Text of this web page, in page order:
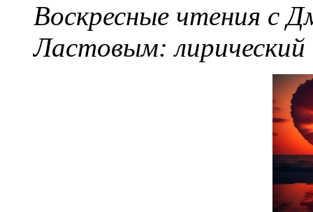
Воскресные чтения с
Ластовым: